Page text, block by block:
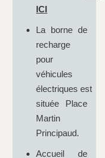
ICI
La borne de
recharge
pour
véhicules
électriques est
située Place
Martin
Principaud.
Accueil de